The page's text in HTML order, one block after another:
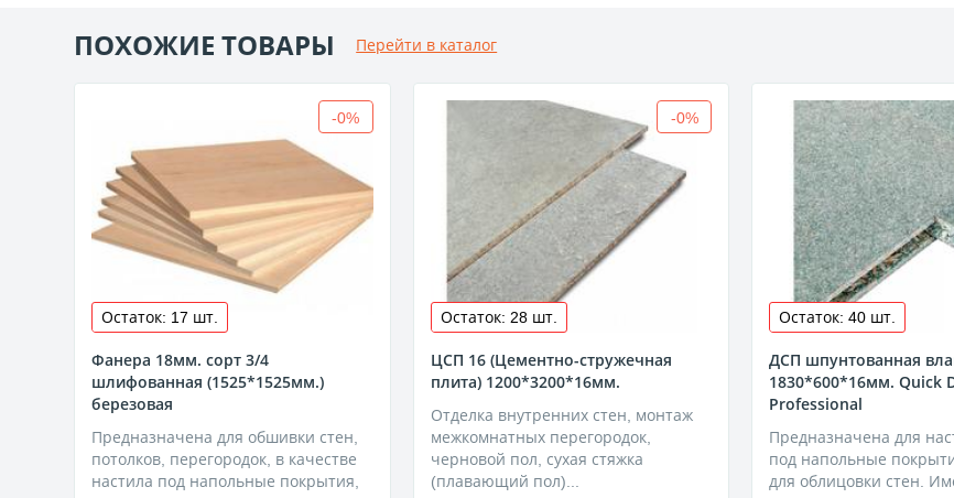
ПОХОЖИЕ ТОВАРЫ Перейти в каталог
-0%
Остаток: 17 шт.
Фанера 18мм. сорт 3/4
шлифованная (1525*1525мм.)
березовая
Предназначена для обшивки стен,
потолков, перегородок, в качестве
настила под напольные покрытия,
-0%
Остаток: 28 шт.
ЦСП 16 (Цементно-стружечная
плита) 1200*3200*16мм.
Отделка внутренних стен, монтаж
межкомнатных перегородок,
черновой пол, сухая стяжка
(плавающий пол)...
Остаток: 40 шт.
ДСП шпунтованная
1830*600*16мм. Quick
Professional
Предназначена для
под напольные
для облицовки стен.